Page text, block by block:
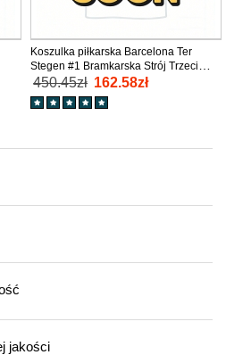
Koszulka piłkarska Barcelona Ter
Stegen #1 Bramkarska Strój Trzeci
2025-26 tanio Długi Rękaw
450.45zł 162.58zł
jakości